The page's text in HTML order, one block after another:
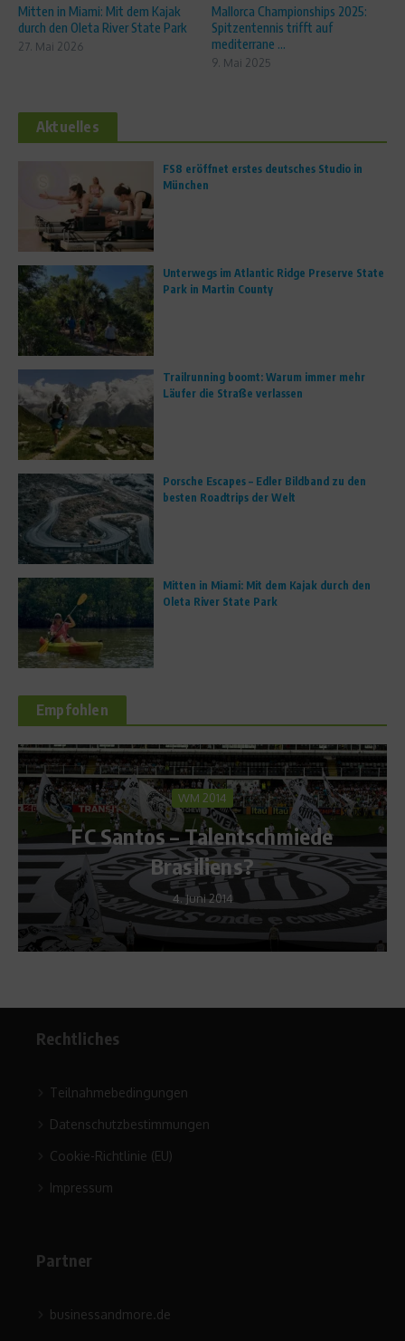
Mitten in Miami: Mit dem Kajak
durch den Oleta River State Park
27. Mai 2026
Mallorca Championships 2025:
Spitzentennis trifft auf
mediterrane ...
9. Mai 2025
Aktuelles
FS8 eröffnet erstes deutsches Studio in
München
Unterwegs im Atlantic Ridge Preserve State
Park in Martin County
Trailrunning boomt: Warum immer mehr
Läufer die Straße verlassen
Porsche Escapes – Edler Bildband zu den
besten Roadtrips der Welt
Mitten in Miami: Mit dem Kajak durch den
Oleta River State Park
Empfohlen
WM 2014
– Talentschmiede
4. Juni 2014
Richtig
Warum
5.
Rechtliches
Teilnahmebedingungen
Datenschutzbestimmungen
Cookie-Richtlinie (EU)
Impressum
Partner
businessandmore.de